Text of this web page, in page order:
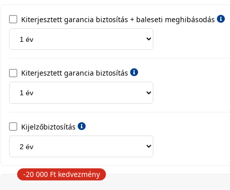
Kiterjesztett garancia biztosítás + baleseti meghibásodás
Kiterjesztett garancia biztosítás
Kijelzőbiztosítás
-20 000 Ft kedvezmény